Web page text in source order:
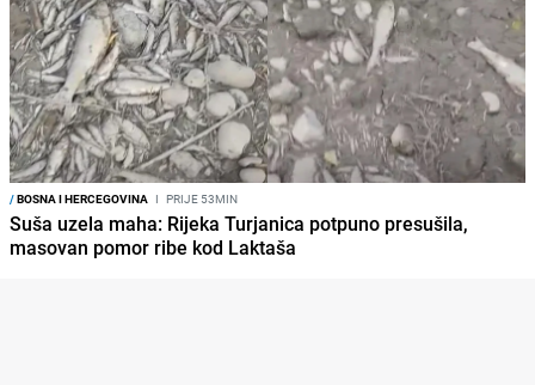
/BOSNA I HERCEGOVINA I PRIJE 53MIN
Suša uzela maha: Rijeka Turjanica potpuno presušila,
masovan pomor ribe kod Laktaša